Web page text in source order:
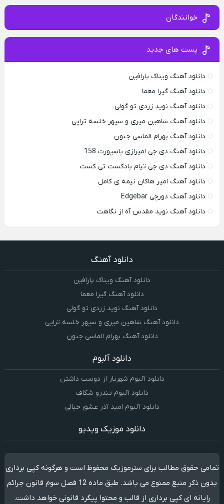
خوانندگان
پست های جدید
دانلود آهنگ ویناک پارافین
دانلود آهنگ گیرا معما
دانلود آهنگ نوید زردی تو گولی
دانلود آهنگ شاهین میری و سپهر خلسه تراپی
دانلود آهنگ بهرام الماسی جنون
دانلود آهنگ دی جی امیرازی پاسپورت 158
دانلود آهنگ دی جی تیام پادکست تی کست
دانلود آهنگ امیر هاکان نیمه ی کامل
دانلود آهنگ دورچی Edgebar
دانلود آهنگ نوید مقدس آه از نگاهت
دانلود آهنگ
دانلود آهنگ ویناک پارافین
دانلود آهنگ گیرا معما
دانلود آهنگ نوید زردی تو گولی
دانلود آهنگ شاهین میری و سپهر خلسه تراپی
دانلود آهنگ بهرام الماسی جنون
دانلود آلبوم
دانلود آلبوم شهریار از دوست داشتن
دانلود آلبوم تندرو شکاف
دانلود آلبوم امید آذر عشق خیالی
دانلود موزیک ویدیو
تمامی حقوق مطالب برای سترموزیک محفوظ است و هرگونه کپی برداری
بدون ذکر منبع ممنوع می باشد. طبق ماده 12 فصل سوم قانون جرائم
رایانه ای کپی برداری از قالب و محتوا پیگرد قانونی خواهد داشت.